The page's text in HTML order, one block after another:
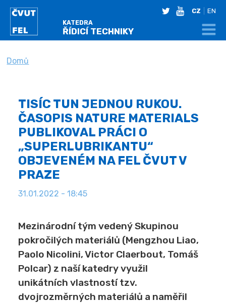
KATEDRA
ŘÍDICÍ TECHNIKY
twitteryoutube
CZ EN
NACHÁZÍTE SE
Domů
TISÍC TUN JEDNOU RUKOU.
ČASOPIS NATURE MATERIALS
PUBLIKOVAL PRÁCI O
„SUPERLUBRIKANTU“
OBJEVENÉM NA FEL ČVUT V
PRAZE
31.01.2022 - 18:45
Mezinárodní tým vedený Skupinou
pokročilých materiálů (Mengzhou Liao,
Paolo Nicolini, Victor Claerbout, Tomáš
Polcar) z naší katedry využil
unikátních vlastností tzv.
dvojrozměrných materiálů a naměřil